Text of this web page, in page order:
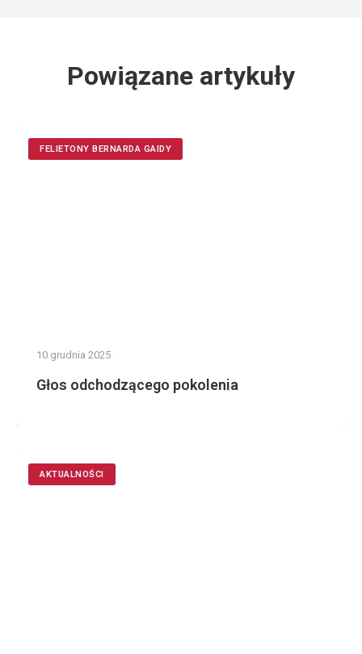
Powiązane artykuły
FELIETONY BERNARDA GAIDY
10 grudnia 2025
Głos odchodzącego pokolenia
AKTUALNOŚCI